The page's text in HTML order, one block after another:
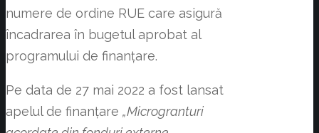
numere de ordine RUE care asigură
încadrarea în bugetul aprobat al
programului de finanțare.
Pe data de 27 mai 2022 a fost lansat
apelul de finanțare „Microgranturi